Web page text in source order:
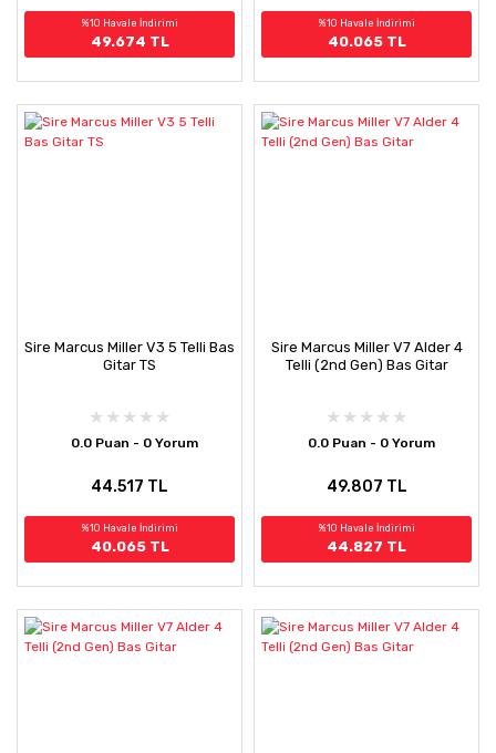
%10 Havale İndirimi
49.674 TL
%10 Havale İndirimi
40.065 TL
Sire Marcus Miller V3 5 Telli Bas
Gitar TS
0.0 Puan - 0 Yorum
44.517 TL
%10 Havale İndirimi
40.065 TL
Sire Marcus Miller V7 Alder 4
Telli (2nd Gen) Bas Gitar
0.0 Puan - 0 Yorum
49.807 TL
%10 Havale İndirimi
44.827 TL